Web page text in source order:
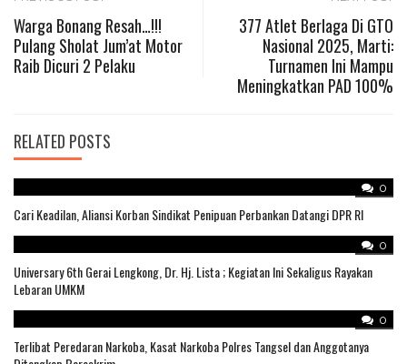
Post
navigation
Warga Bonang Resah…!!!
Pulang Sholat Jum’at Motor
Raib Dicuri 2 Pelaku
377 Atlet Berlaga Di GTO
Nasional 2025, Marti:
Turnamen Ini Mampu
Meningkatkan PAD 100%
RELATED POSTS
0
Cari Keadilan, Aliansi Korban Sindikat Penipuan Perbankan Datangi DPR RI
0
Universary 6th Gerai Lengkong, Dr. Hj. Lista ; Kegiatan Ini Sekaligus Rayakan
Lebaran UMKM
0
Terlibat Peredaran Narkoba, Kasat Narkoba Polres Tangsel dan Anggotanya